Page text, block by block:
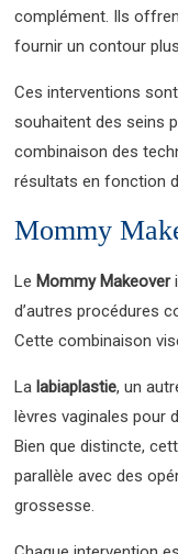
complément. Ils
fournir un contour
Ces interventions
souhaitent des seins
combinaison des
résultats en fonction
Mommy
Le Mommy Makeover
d’autres procédures
Cette combinaison
La labiaplastie, un
lèvres vaginales pour
Bien que distincte,
parallèle avec des
grossesse.